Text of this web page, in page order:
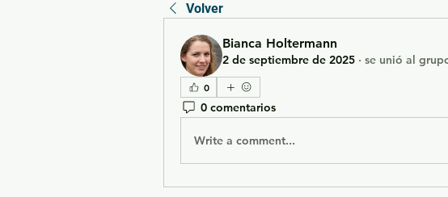
Volver
Bianca Holtermann
2 de septiembre de 2025 · se unió al
0
0 comentarios
Write a comment...